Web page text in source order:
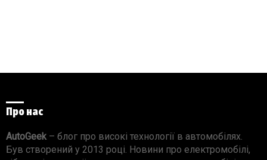
Про нас
AutoGeek– блог про високі технології в автомобілях.
Був створений у 2013 році. Новини про електромобілі,